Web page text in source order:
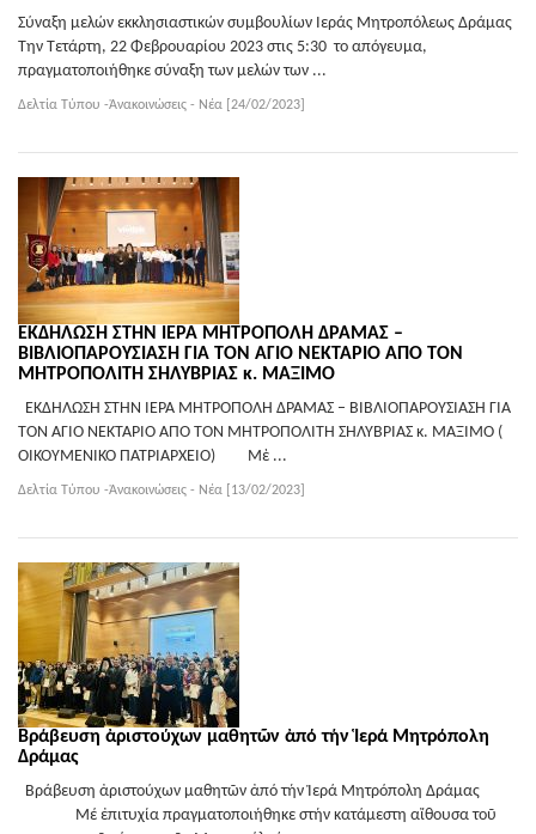
Σύναξη μελών εκκλησιαστικών συμβουλίων Ιεράς Μητροπόλεως Δράμας
Την Τετάρτη, 22 Φεβρουαρίου 2023 στις 5:30 το απόγευμα,
πραγματοποιήθηκε σύναξη των μελών των ...
Δελτία Τύπου -Ἀνακοινώσεις - Νέα [24/02/2023]
ΕΚΔΗΛΩΣΗ ΣΤΗΝ ΙΕΡΑ ΜΗΤΡΟΠΟΛΗ ΔΡΑΜΑΣ –
ΒΙΒΛΙΟΠΑΡΟΥΣΙΑΣΗ ΓΙΑ ΤΟΝ ΑΓΙΟ ΝΕΚΤΑΡΙΟ ΑΠΟ ΤΟΝ
ΜΗΤΡΟΠΟΛΙΤΗ ΣΗΛΥΒΡΙΑΣ κ. ΜΑΞΙΜΟ
ΕΚΔΗΛΩΣΗ ΣΤΗΝ ΙΕΡΑ ΜΗΤΡΟΠΟΛΗ ΔΡΑΜΑΣ – ΒΙΒΛΙΟΠΑΡΟΥΣΙΑΣΗ ΓΙΑ
ΤΟΝ ΑΓΙΟ ΝΕΚΤΑΡΙΟ ΑΠΟ ΤΟΝ ΜΗΤΡΟΠΟΛΙΤΗ ΣΗΛΥΒΡΙΑΣ κ. ΜΑΞΙΜΟ (
ΟΙΚΟΥΜΕΝΙΚΟ ΠΑΤΡΙΑΡΧΕΙΟ) Μὲ ...
Δελτία Τύπου -Ἀνακοινώσεις - Νέα [13/02/2023]
Βράβευση ἀριστούχων μαθητῶν ἀπό τήν Ἱερά Μητρόπολη
Δράμας
Βράβευση ἀριστούχων μαθητῶν ἀπό τήν Ἱερά Μητρόπολη Δράμας
Μέ ἐπιτυχία πραγματοποιήθηκε στήν κατάμεστη αἴθουσα τοῦ